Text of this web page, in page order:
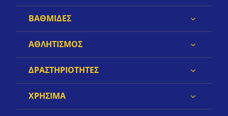
ΒΑΘΜΙΔΕΣ
ΑΘΛΗΤΙΣΜΟΣ
ΔΡΑΣΤΗΡΙΟΤΗΤΕΣ
ΧΡΗΣΙΜΑ